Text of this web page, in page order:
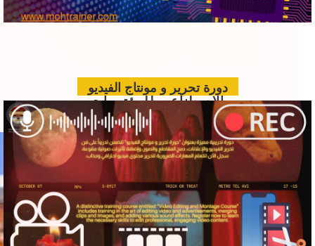
الدعم الفني بالذكاء
الاصطناعي للمؤتمرات
www.hawkamaq.com
دورة تحرير و مونتاج الفيديو